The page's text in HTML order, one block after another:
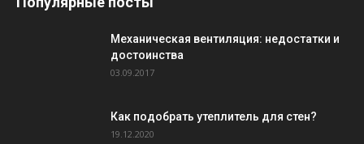
Механическая вентиляция: недостатки и
достоинства
03.09.2017
Как подобрать утеплитель для стен?
19.12.2020